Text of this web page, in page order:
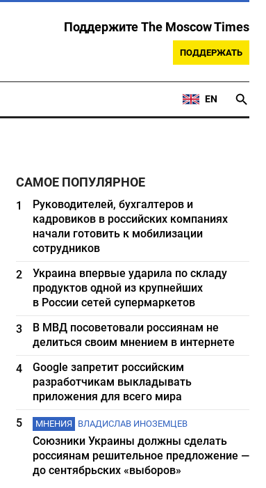
Поддержите The Moscow Times
ПОДДЕРЖАТЬ
EN
САМОЕ ПОПУЛЯРНОЕ
1
Руководителей, бухгалтеров и
кадровиков в российских компаниях
начали готовить к мобилизации
сотрудников
2
Украина впервые ударила по складу
продуктов одной из крупнейших
в России сетей супермаркетов
3
В МВД посоветовали россиянам не
делиться своим мнением в интернете
4
Google запретит российским
разработчикам выкладывать
приложения для всего мира
5
МНЕНИЯ ВЛАДИСЛАВ ИНОЗЕМЦЕВ
Союзники Украины должны сделать
россиянам решительное предложение —
до сентябрьских «выборов»